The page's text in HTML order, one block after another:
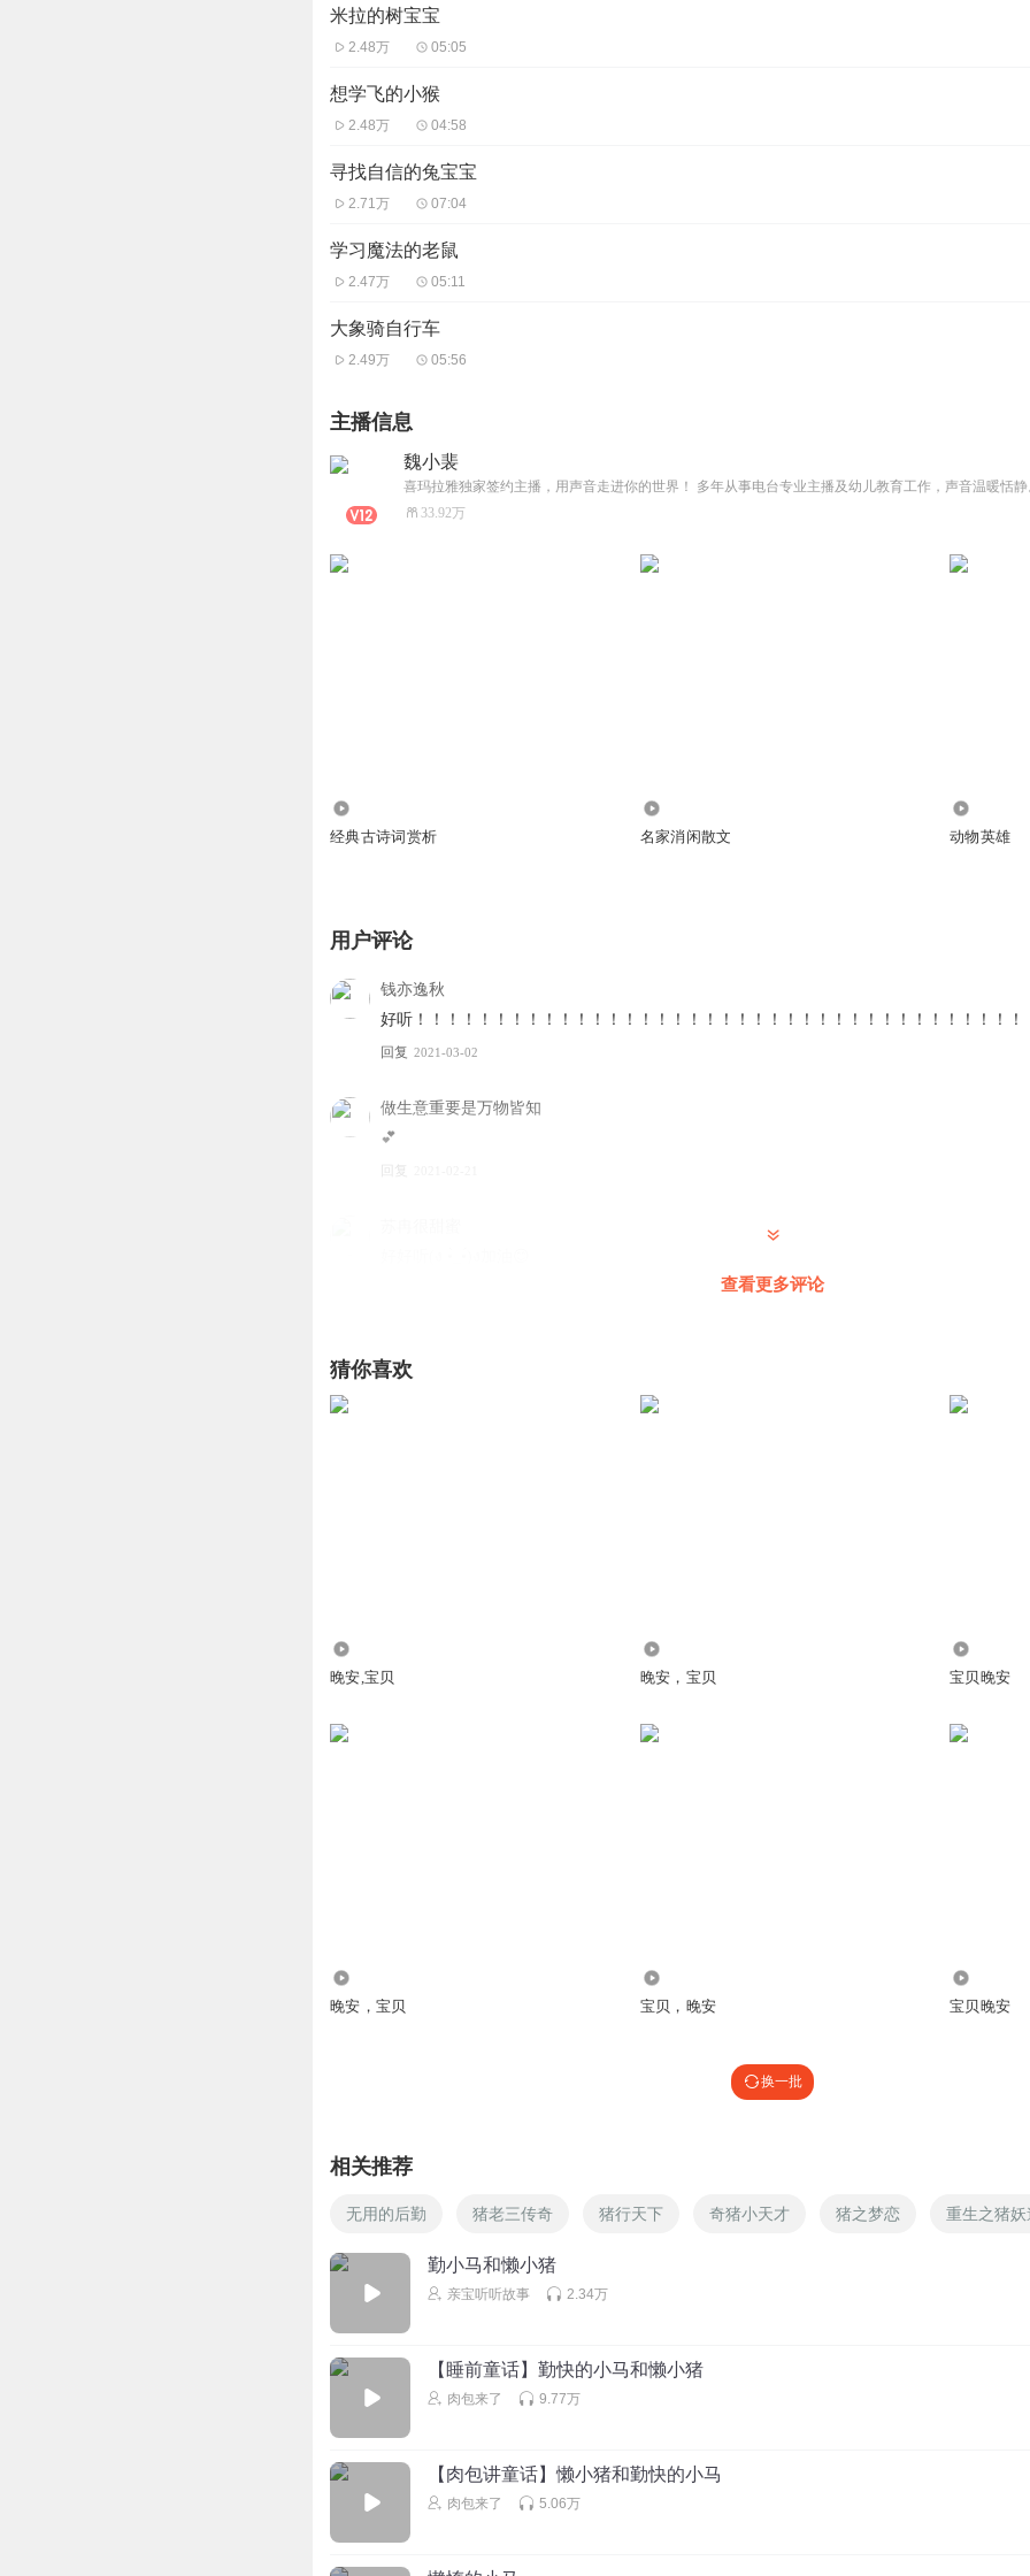
米拉的树宝宝
2.48万 05:05
想学飞的小猴
2.48万 04:58
寻找自信的兔宝宝
2.71万 07:04
学习魔法的老鼠
2.47万 05:11
大象骑自行车
2.49万 05:56
主播信息
魏小裴
33.92万
经典古诗词赏析 名家消闲散文 动物英雄
用户评论
钱亦逸秋
好听！！！！！！！！！！！！！！！！！！！！！！！！！！！！！！！！！！！！！！
回复 2021-03-02
做生意重要是万物皆知
💕
回复
好听
查看更多评论
猜你喜欢
晚安,宝贝 晚安，宝贝 宝贝晚安
晚安，宝贝 宝贝，晚安 宝贝晚安
换一批
相关推荐
无用的后勤 猪老三传奇 猪行天下 奇猪小天才 猪之梦恋 重生之猪妖
勤小马和懒小猪
亲宝听听故事 2.34万
【睡前童话】勤快的小马和懒小猪
肉包来了 9.77万
【肉包讲童话】懒小猪和勤快的小马
肉包来了 5.06万